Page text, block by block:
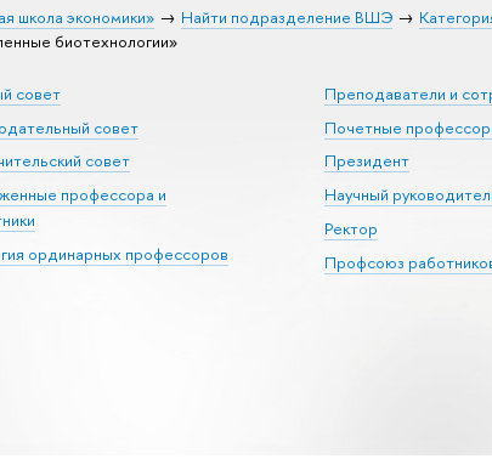
школа экономики» Найти подразделение ВШЭ
биотехнологии»
совет
совет
совет
профессора и
ординарных профессоров
Преподаватели и
Почетные
Президент
Научный
Ректор
Профсоюз